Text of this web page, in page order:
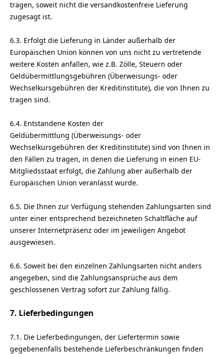
tragen, soweit nicht die versandkostenfreie Lieferung
zugesagt ist.
6.3. Erfolgt die Lieferung in Länder außerhalb der
Europäischen Union können von uns nicht zu vertretende
weitere Kosten anfallen, wie z.B. Zölle, Steuern oder
Geldübermittlungsgebühren (Überweisungs- oder
Wechselkursgebühren der Kreditinstitute), die von Ihnen zu
tragen sind.
6.4. Entstandene Kosten der
Geldübermittlung (Überweisungs- oder
Wechselkursgebühren der Kreditinstitute) sind von Ihnen in
den Fällen zu tragen, in denen die Lieferung in einen EU-
Mitgliedsstaat erfolgt, die Zahlung aber außerhalb der
Europäischen Union veranlasst wurde.
6.5. Die Ihnen zur Verfügung stehenden Zahlungsarten sind
unter einer entsprechend bezeichneten Schaltfläche auf
unserer Internetpräsenz oder im jeweiligen Angebot
ausgewiesen.
6.6. Soweit bei den einzelnen Zahlungsarten nicht anders
angegeben, sind die Zahlungsansprüche aus dem
geschlossenen Vertrag sofort zur Zahlung fällig.
7. Lieferbedingungen
7.1. Die Lieferbedingungen, der Liefertermin sowie
gegebenenfalls bestehende Lieferbeschränkungen finden